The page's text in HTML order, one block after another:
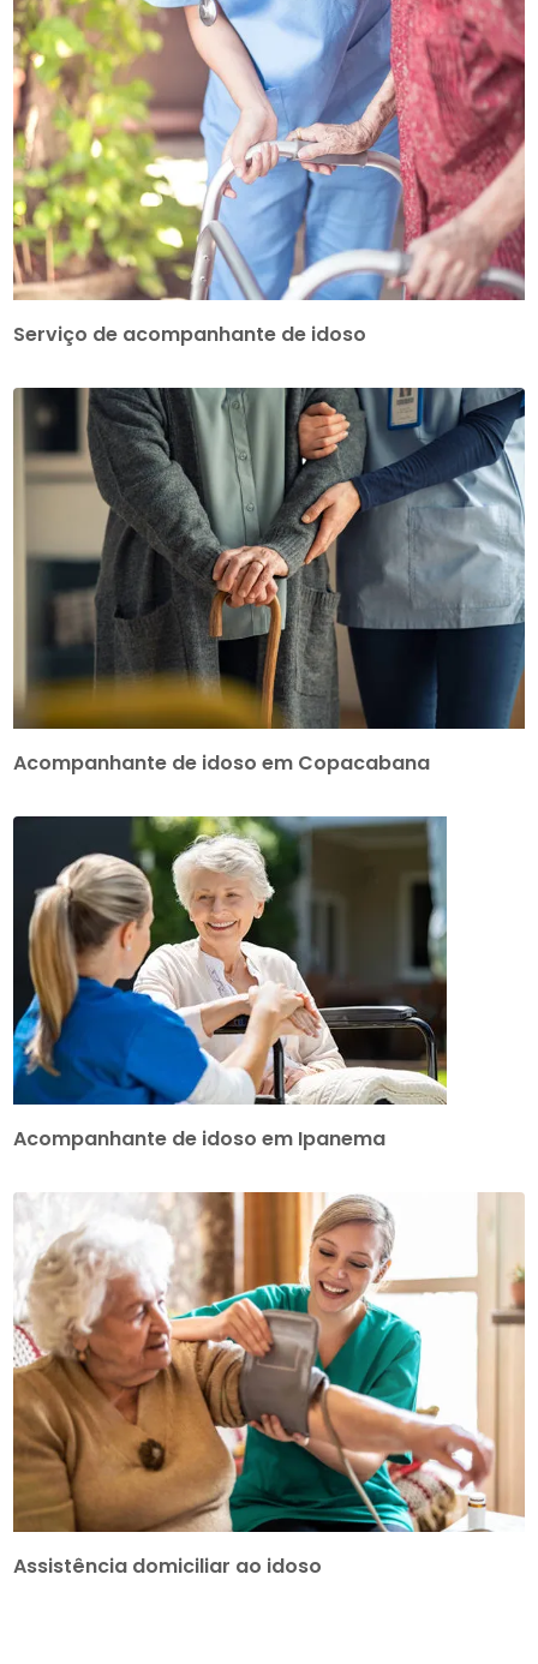
Serviço de acompanhante de idoso
Acompanhante de idoso em Copacabana
Acompanhante de idoso em Ipanema
Assistência domiciliar ao idoso